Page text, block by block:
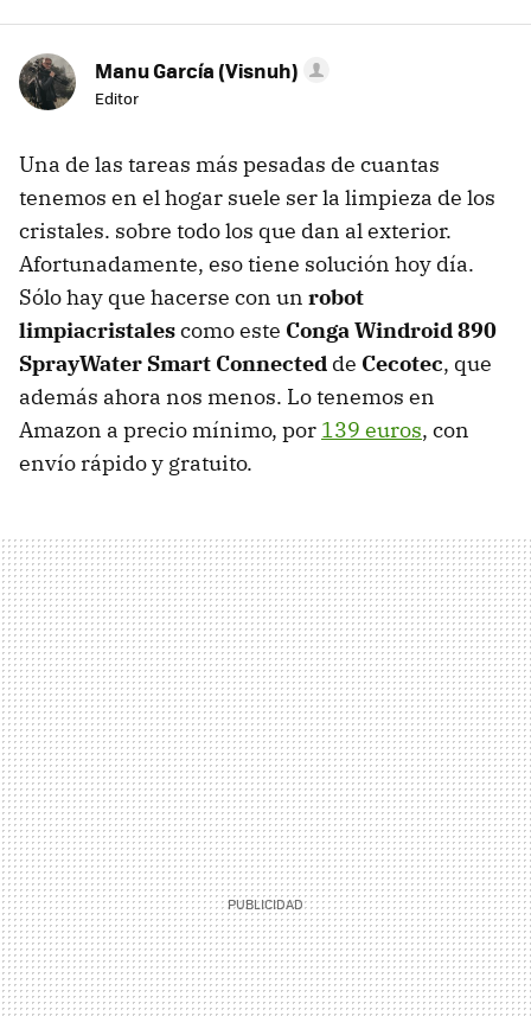
Manu García (Visnuh)
Editor
Una de las tareas más pesadas de cuantas
tenemos en el hogar suele ser la limpieza de los
cristales. sobre todo los que dan al exterior.
Afortunadamente, eso tiene solución hoy día.
Sólo hay que hacerse con un robot
limpiacristalescomo este Conga Windroid 890
SprayWater Smart Connected de Cecotec, que
además ahora nos menos. Lo tenemos en
Amazon a precio mínimo, por 139 euros, con
envío rápido y gratuito.